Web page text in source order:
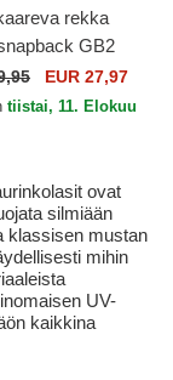
rekka
GB2
The Rocker The
Bros.
EUR 27,97
tiistai, 11. Elokuu
ovat
silmiään
klassisen mustan
mihin
UV-
kaikkina